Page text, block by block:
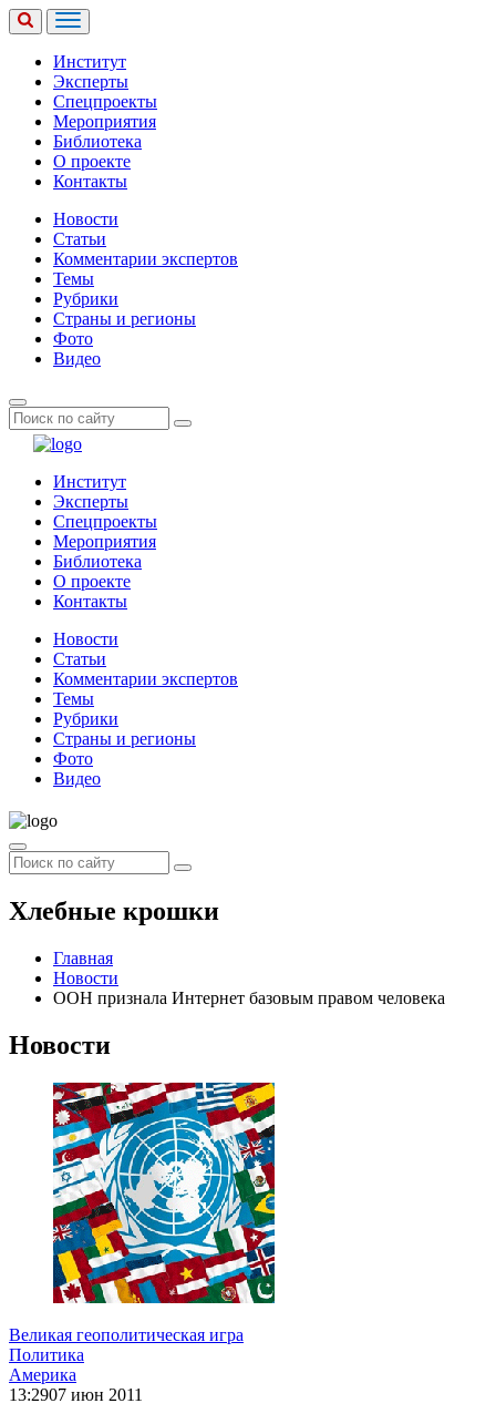
Институт
Эксперты
Спецпроекты
Мероприятия
Библиотека
О проекте
Контакты
Новости
Статьи
Комментарии экспертов
Темы
Рубрики
Страны и регионы
Фото
Видео
Институт
Эксперты
Спецпроекты
Мероприятия
Библиотека
О проекте
Контакты
Новости
Статьи
Комментарии экспертов
Темы
Рубрики
Страны и регионы
Фото
Видео
Хлебные крошки
Главная
Новости
ООН признала Интернет базовым правом человека
Новости
Великая геополитическая игра
Политика
Америка
13:2907 июн 2011